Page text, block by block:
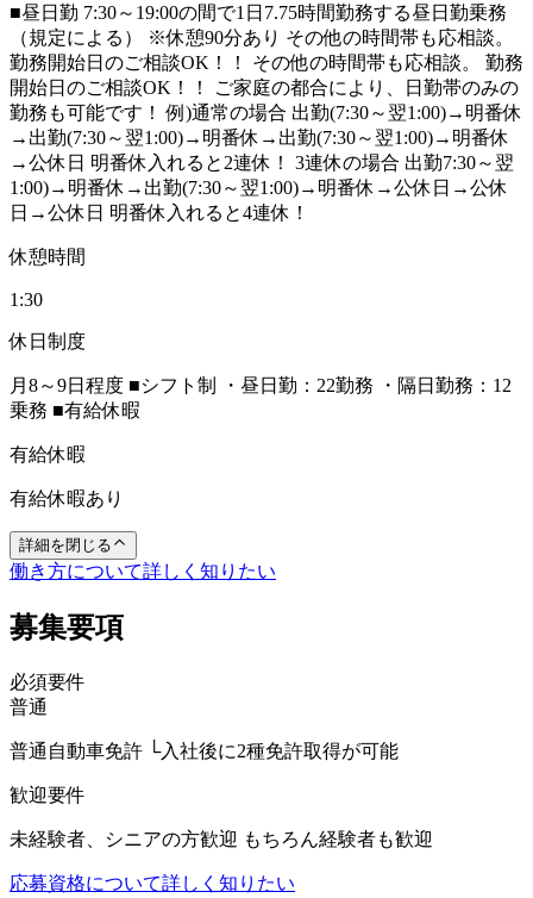
■昼日勤 7:30～19:00の間で1日7.75時間勤務する昼日勤乗務
（規定による） ※休憩90分あり その他の時間帯も応相談。
勤務開始日のご相談OK！！ その他の時間帯も応相談。 勤務
開始日のご相談OK！！ ご家庭の都合により、日勤帯のみの
勤務も可能です！ 例)通常の場合 出勤(7:30～翌1:00)→明番休
→出勤(7:30～翌1:00)→明番休→出勤(7:30～翌1:00)→明番休
→公休日 明番休入れると2連休！ 3連休の場合 出勤7:30～翌
1:00)→明番休→出勤(7:30～翌1:00)→明番休→公休日→公休
日→公休日 明番休入れると4連休！
休憩時間
1:30
休日制度
月8～9日程度 ■シフト制 ・昼日勤：22勤務 ・隔日勤務：12
乗務 ■有給休暇
有給休暇
有給休暇あり
詳細を閉じる
働き方について詳しく知りたい
募集要項
必須要件
普通
普通自動車免許 └入社後に2種免許取得が可能
歓迎要件
未経験者、シニアの方歓迎 もちろん経験者も歓迎
応募資格について詳しく知りたい